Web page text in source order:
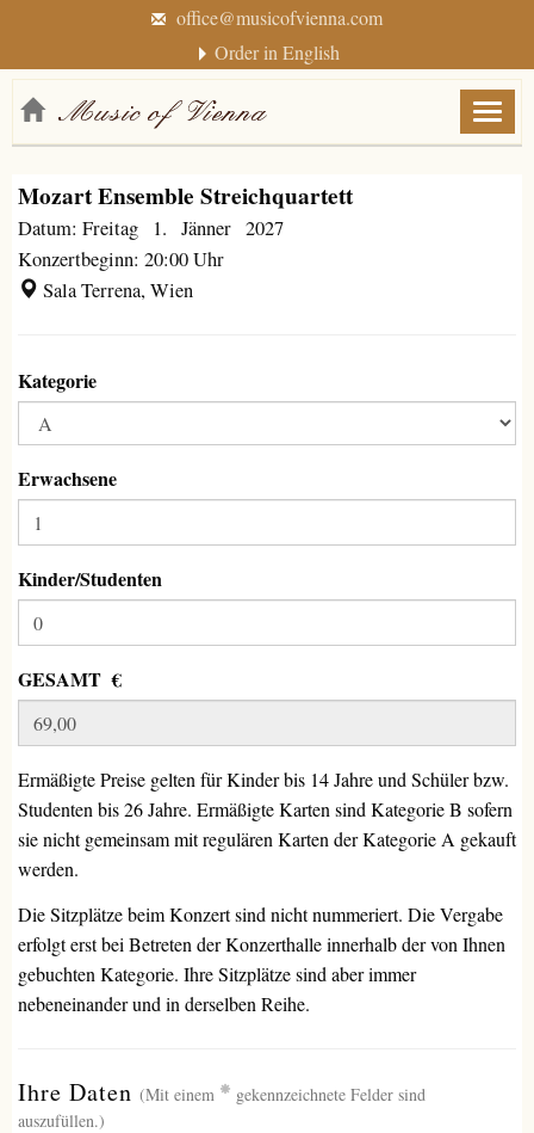
office@musicofvienna.com
Order in English
Menü
Mozart Ensemble Streichquartett
Datum: Freitag 1. Jänner 2027
Konzertbeginn: 20:00 Uhr
Sala Terrena, Wien
Kategorie
Erwachsene
Kinder/Studenten
GESAMT €
Ermäßigte Preise gelten für Kinder bis 14 Jahre und Schüler bzw.
Studenten bis 26 Jahre. Ermäßigte Karten sind Kategorie B sofern
sie nicht gemeinsam mit regulären Karten der Kategorie A gekauft
werden.
Die Sitzplätze beim Konzert sind nicht nummeriert. Die Vergabe
erfolgt erst bei Betreten der Konzerthalle innerhalb der von Ihnen
gebuchten Kategorie. Ihre Sitzplätze sind aber immer
nebeneinander und in derselben Reihe.
Ihre Daten (Mit einem (erforderlich)
gekennzeichnete Felder sind
auszufüllen.)